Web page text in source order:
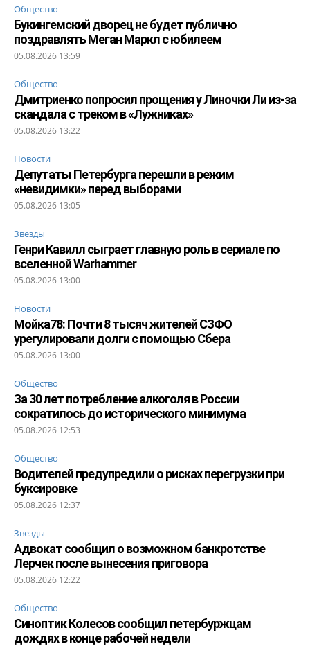
Общество
Букингемский дворец не будет публично
поздравлять Меган Маркл с юбилеем
05.08.2026 13:59
Общество
Дмитриенко попросил прощения у Линочки Ли из-за
скандала с треком в «Лужниках»
05.08.2026 13:22
Новости
Депутаты Петербурга перешли в режим
«невидимки» перед выборами
05.08.2026 13:05
Звезды
Генри Кавилл сыграет главную роль в сериале по
вселенной Warhammer
05.08.2026 13:00
Новости
Мойка78: Почти 8 тысяч жителей СЗФО
урегулировали долги с помощью Сбера
05.08.2026 13:00
Общество
За 30 лет потребление алкоголя в России
сократилось до исторического минимума
05.08.2026 12:53
Общество
Водителей предупредили о рисках перегрузки при
буксировке
05.08.2026 12:37
Звезды
Адвокат сообщил о возможном банкротстве
Лерчек после вынесения приговора
05.08.2026 12:22
Общество
Синоптик Колесов сообщил петербуржцам
дождях в конце рабочей недели